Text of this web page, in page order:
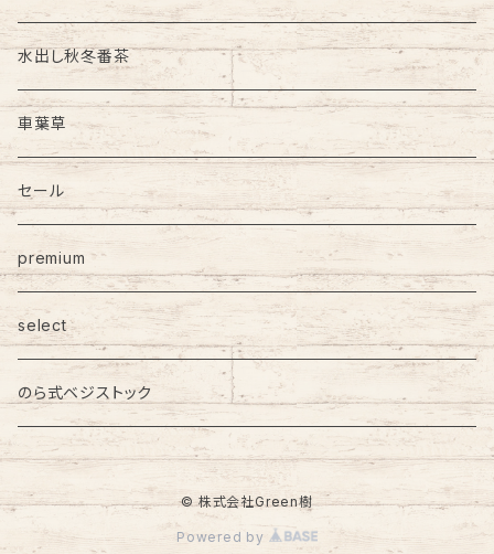
水出し秋冬番茶
車葉草
セール
premium
select
のら式ベジストック
© 株式会社Green樹
Powered by